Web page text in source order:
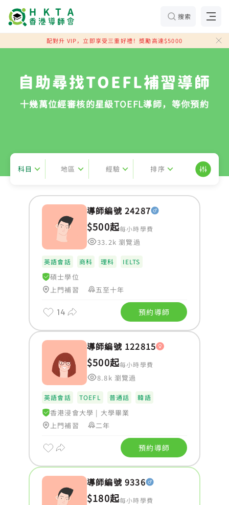
搜索
配對升 VIP，立即享受三重好禮！獎勵高達$5000
自助尋找TOEFL補習導師
十幾萬位經審核的星級TOEFL導師，等你預約
科目 地區 經驗 排序
導師編號 24287
$500起每小時學費
33.2k 瀏覽過
英語會話 商科 理科 IELTS
碩士學位
上門補習
五至十年
14 預約導師
導師編號 122815
$500起每小時學費
8.8k 瀏覽過
英語會話 TOEFL 普通話 韓語
香港浸會大學 | 大學畢業
上門補習
二年
預約導師
導師編號 9336
$180起每小時學費